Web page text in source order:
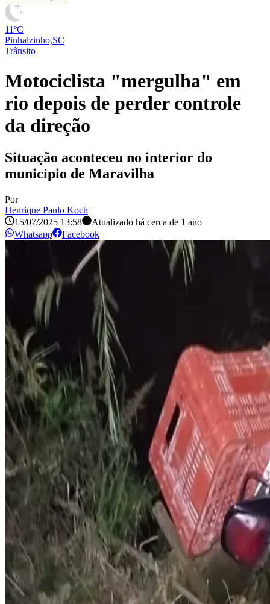
11ºC
Pinhalzinho,SC
Trânsito
Motociclista "mergulha" em
rio depois de perder controle
da direção
Situação aconteceu no interior do
município de Maravilha
Por
Henrique Paulo Koch
15/07/2025 13:58
Atualizado há cerca de 1 ano
Whatsapp
Facebook